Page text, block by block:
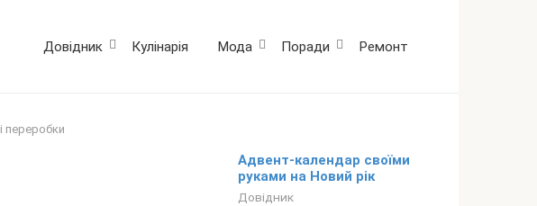
Довідник Кулінарія Мода Поради Ремонт
переробки
Адвент-календар своїми
руками на Новий рік
Довідник